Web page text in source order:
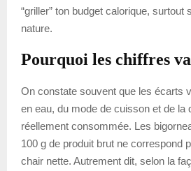
“griller” ton budget calorique, surtout
nature.
Pourquoi les chiffres
On constate souvent que les écarts
en eau, du mode de cuisson et de la
réellement consommée. Les
100 g de produit brut ne correspond
chair nette. Autrement dit, selon la